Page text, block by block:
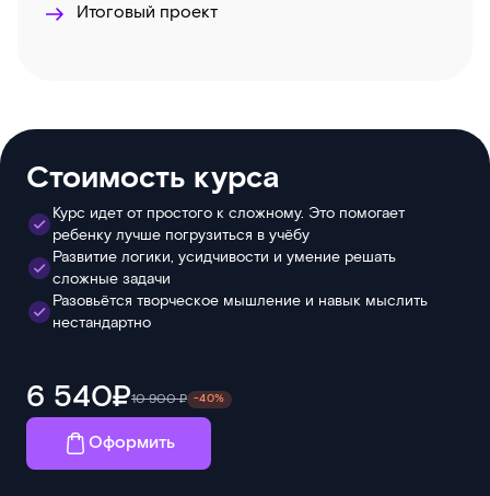
Итоговый проект
Стоимость курса
Курс идет от простого к сложному. Это помогает
ребенку лучше погрузиться в учёбу
Развитие логики, усидчивости и умение решать
сложные задачи
Разовьётся творческое мышление и навык мыслить
нестандартно
6 540₽10 900 ₽ -40%
Оформить